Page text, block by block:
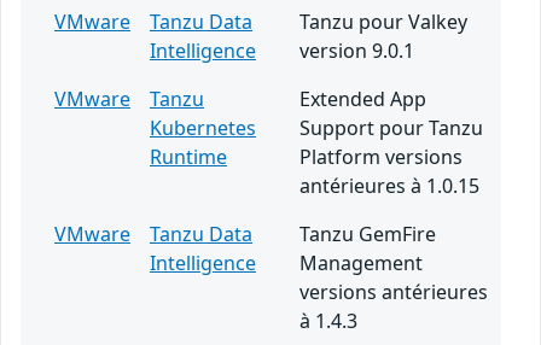
VMware
Tanzu Data
Intelligence
Tanzu pour Valkey
version 9.0.1
VMware
Tanzu
Kubernetes
Runtime
Extended App
Support pour Tanzu
Platform versions
antérieures à 1.0.15
VMware
Tanzu Data
Intelligence
Tanzu GemFire
Management
versions antérieures
à 1.4.3